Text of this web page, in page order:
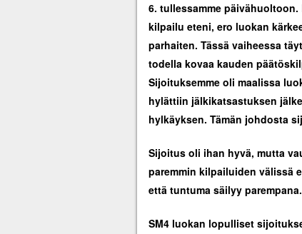
6. tullessamme
kilpailu eteni, ero luokan
parhaiten. Tässä vaiheessa
todella kovaa kauden
Sijoituksemme oli maalissa
hylättiin jälkikatsastuksen
hylkäyksen. Tämän johdosta
Sijoitus oli ihan hyvä, mutta
paremmin kilpailuiden välissä
että tuntuma säilyy parempana.
SM4 luokan lopulliset